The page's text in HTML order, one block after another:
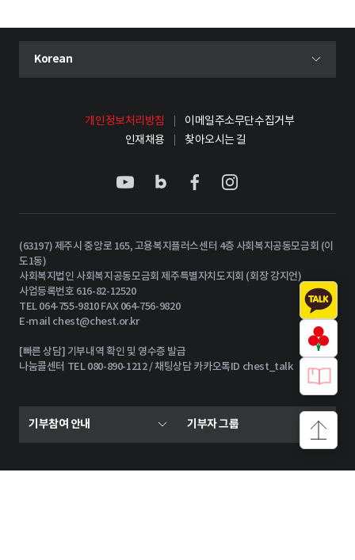
상단으
언어 선택 메뉴 열기
현재 선택된 언어
Korean
개인정보처리방침
이메일주소무단수집거부
인재채용
찾아오시는 길
(63197) 제주시 중앙로 165, 고용복지플러스센터 4층 사회복지공동모금회 (이
도1동)
사회복지법인 사회복지공동모금회 제주특별자치도지회 (회장 강지언)
사업등록번호 616-82-12520
TEL 064-755-9810 FAX 064-756-9820
E-mailchest@chest.or.kr
[빠른 상담] 기부내역 확인 및 영수증 발급
나눔콜센터 TEL 080-890-1212 / 채팅상담 카카오톡ID chest_talk
기부참여 안내 기부자 그룹